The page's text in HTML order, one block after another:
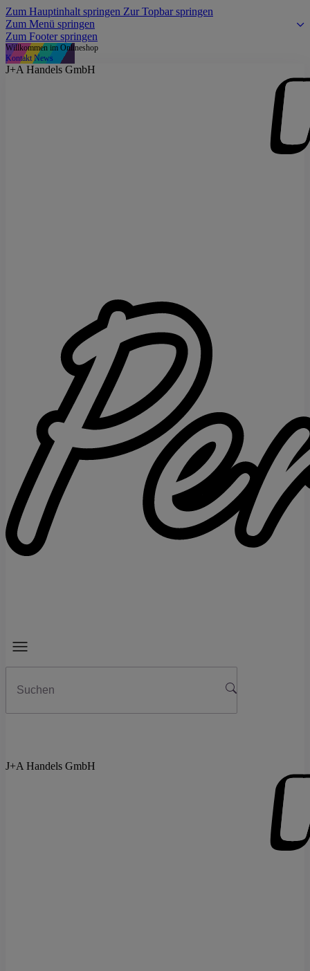
Zum Hauptinhalt springen Zur Topbar springen
Zum Menü springen
Zum Footer springen
Willkommen im Onlineshop
Kontakt News
J+A Handels GmbH
J+A Handels GmbH